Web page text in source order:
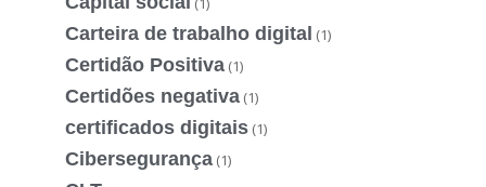
Carteira de trabalho digital (1)
Certidão Positiva (1)
Certidões negativa (1)
certificados digitais (1)
Cibersegurança (1)